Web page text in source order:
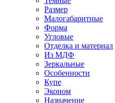
Размер
Малогабаритные
Форма
Угловые
Отделка и материал
Из МДФ
Зеркальные
Особенности
Купе
Эконом
Назначение